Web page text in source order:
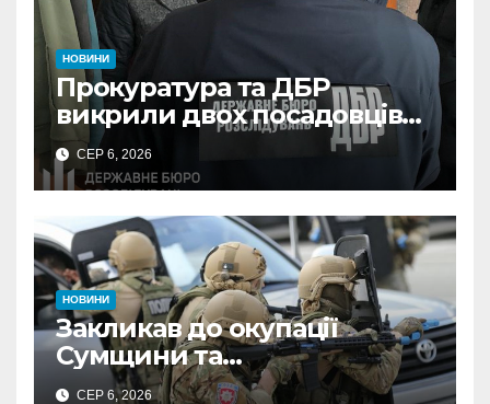
НОВИНИ
Прокуратура та ДБР
викрили двох посадовців
ДПС Сумщини на вимаганні
неправомірної вигоди у
ФОПа
СЕР 6, 2026
НОВИНИ
Закликав до окупації
Сумщини та
виправдовував обстріли:
СЕР 6, 2026